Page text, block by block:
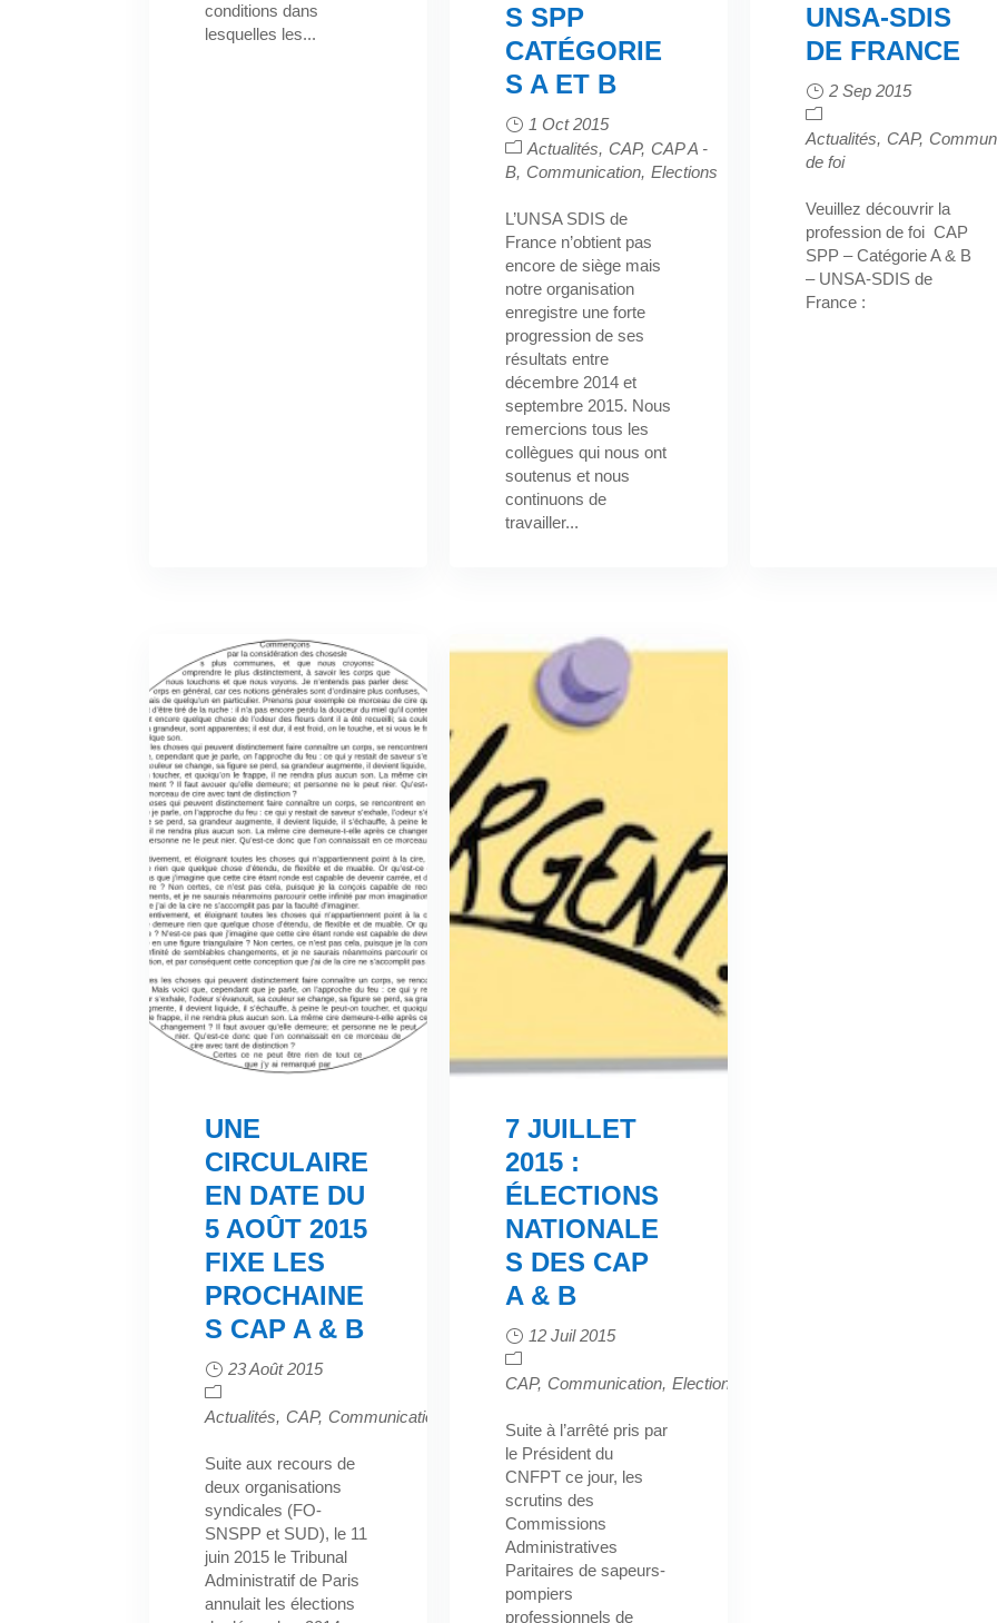
conditions dans
lesquelles les...
S SPP
CATÉGORIE
S A ET B
1 Oct 2015
Actualités
CAP CAP A -
B Communication Elections
L’UNSA SDIS de
France n’obtient pas
encore de siège mais
notre organisation
enregistre une forte
progression de ses
résultats entre
décembre 2014 et
septembre 2015. Nous
remercions tous les
collègues qui nous ont
soutenus et nous
continuons de
travailler...
UNSA-SDIS
DE FRANCE
2 Sep 2015
Actualités CAP
de foi
Veuillez découvrir la
profession de foi CAP
SPP – Catégorie A & B
– UNSA-SDIS de
France :
UNE
CIRCULAIRE
EN DATE DU
5 AOÛT 2015
FIXE LES
PROCHAINE
S CAP A & B
23 Août 2015
Actualités CAP Communication
Suite aux recours de
deux organisations
syndicales (FO-
SNSPP et SUD), le 11
juin 2015 le Tribunal
Administratif de Paris
annulait les élections
7 JUILLET
2015 :
ÉLECTIONS
NATIONALE
S DES CAP
A & B
12 Juil 2015
CAP Communication Elections
Suite à l’arrêté pris par
le Président du
CNFPT ce jour, les
scrutins des
Commissions
Administratives
Paritaires de sapeurs-
pompiers
professionnels de